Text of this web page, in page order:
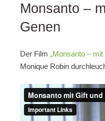
Monsanto –
Genen
Der Film „Monsanto –
Monique Robin